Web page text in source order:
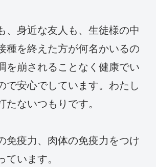
、身近な友人も、生徒様の中
種を終えた方が何名かいるの
を崩されることなく健康でい
で安心でしています。わたし
たないつもりです。
免疫力、肉体の免疫力をつけ
ています。